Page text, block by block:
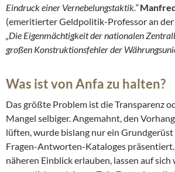
Eindruck einer Vernebelungstaktik.“
(emeritierter Geldpolitik-Professor an
„Die Eigenmächtigkeit der nationalen
großen Konstruktionsfehler der
Was ist von Anfa zu halten?
Das größte Problem ist die Transparenz
Mangel selbiger. Angemahnt, den
lüften, wurde bislang nur ein Grundgerüst
Fragen-Antworten-Kataloges präsentiert.
näheren Einblick erlauben, lassen auf sich